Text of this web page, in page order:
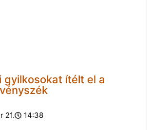
gyilkosokat ítélt el a
21. 14:38